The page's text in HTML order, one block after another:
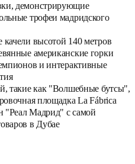
демонстрирующие
трофеи мадридского
высотой 140 метров
американские горки
и интерактивные
такие как "Волшебные бутсы",
площадка La Fábrica
"Реал Мадрид" с самой
в Дубае